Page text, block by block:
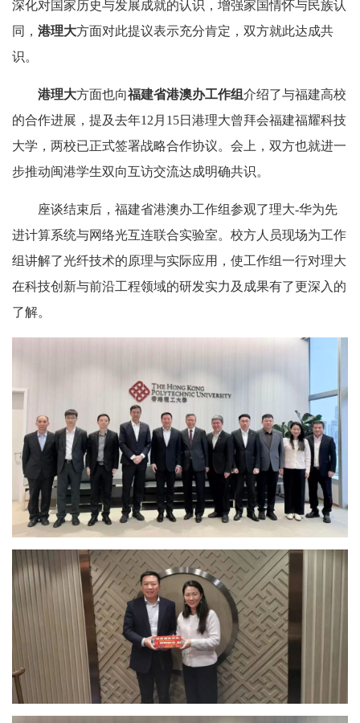
深化对国家历史与发展成就的认识，增强家国情怀与民族认
同， 港理大方面对此提议表示充分肯定，双方就此达成共
识。
港理大方面也向福建省港澳办工作组介绍了与福建高校
的合作进展，提及去年12月15日港理大曾拜会福建福耀科技
大学，两校已正式签署战略合作协议。会上，双方也就进一
步推动闽港学生双向互访交流达成明确共识。
座谈结束后，福建省港澳办工作组参观了理大-华为先
进计算系统与网络光互连联合实验室。校方人员现场为工作
组讲解了光纤技术的原理与实际应用，使工作组一行对理大
在科技创新与前沿工程领域的研发实力及成果有了更深入的
了解。